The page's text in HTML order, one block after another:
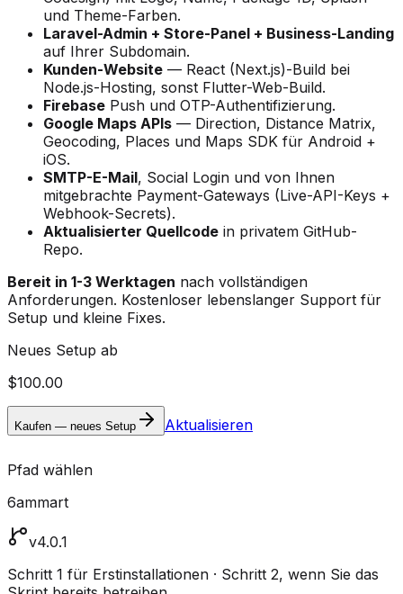
und Theme-Farben.
Laravel-Admin + Store-Panel + Business-Landing
auf Ihrer Subdomain.
Kunden-Website — React (Next.js)-Build bei
Node.js-Hosting, sonst Flutter-Web-Build.
Firebase Push und OTP-Authentifizierung.
Google Maps APIs — Direction, Distance Matrix,
Geocoding, Places und Maps SDK für Android +
iOS.
SMTP-E-Mail, Social Login und von Ihnen
mitgebrachte Payment-Gateways (Live-API-Keys +
Webhook-Secrets).
Aktualisierter Quellcode in privatem GitHub-
Repo.
Bereit in 1-3 Werktagen nach vollständigen
Anforderungen. Kostenloser lebenslanger Support für
Setup und kleine Fixes.
Neues Setup ab
$100.00
Kaufen — neues Setup Aktualisieren
Pfad wählen
6ammart
v4.0.1
Schritt 1 für Erstinstallationen · Schritt 2, wenn Sie das